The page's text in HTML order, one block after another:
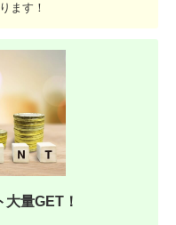
ます！
量GET！